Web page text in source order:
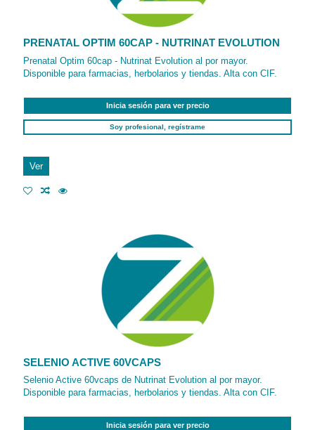
PRENATAL OPTIM 60CAP - NUTRINAT EVOLUTION
Prenatal Optim 60cap - Nutrinat Evolution al por mayor.
Disponible para farmacias, herbolarios y tiendas. Alta con CIF.
Inicia sesión para ver precio
Soy profesional, regístrame
Ver
SELENIO ACTIVE 60VCAPS
Selenio Active 60vcaps de Nutrinat Evolution al por mayor.
Disponible para farmacias, herbolarios y tiendas. Alta con CIF.
Inicia sesión para ver precio